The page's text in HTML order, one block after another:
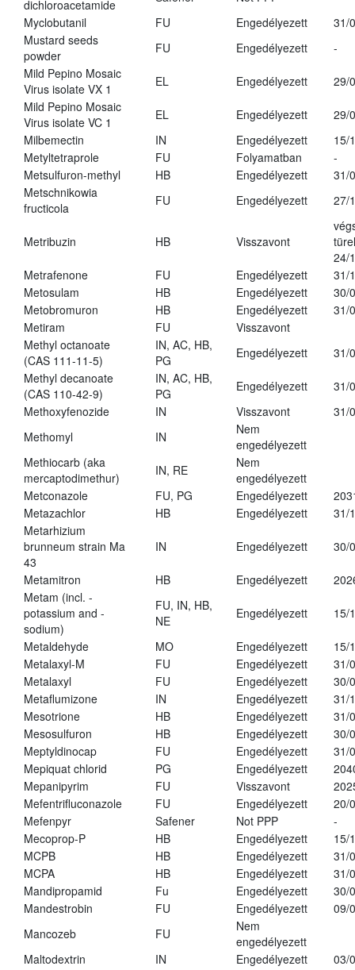
dichloroacetamide
Myclobutanil
FU Engedélyezett
31/
Mustard seeds
powder
FU Engedélyezett
-
Mild Pepino Mosaic
Virus isolate VX 1
EL Engedélyezett
29/
Mild Pepino Mosaic
Virus isolate VC 1
EL Engedélyezett
29/
Milbemectin
IN Engedélyezett
15/
Metyltetraprole
FU Folyamatban
-
Metsulfuron-methyl
HB Engedélyezett
31/
Metschnikowia
fructicola
FU Engedélyezett 27/
Metribuzin HB Visszavont
24/
Metrafenone
FU Engedélyezett
31/
Metosulam
HB Engedélyezett
30/
Metobromuron
HB Engedélyezett
31/
Metiram
FU
Visszavont
Methyl octanoate
(CAS 111-11-5)
IN, AC, HB,
PG
Engedélyezett
31/
Methyl decanoate
(CAS 110-42-9)
IN, AC, HB,
PG
Engedélyezett
31/
Methoxyfenozide
IN Visszavont
31/
Methomyl
IN
Nem
engedélyezett
Methiocarb (aka
mercaptodimethur)
IN, RE
Nem
engedélyezett
Metconazole
FU, PG Engedélyezett
Metazachlor
HB Engedélyezett
31/
Metarhizium
brunneum strain Ma
43
IN Engedélyezett 30/
Metamitron HB Engedélyezett
Metam (incl. -
potassium and -
sodium)
FU, IN, HB,
NE
Engedélyezett 15/
Metaldehyde MO Engedélyezett
15/
Metalaxyl-M
FU Engedélyezett
31/
Metalaxyl
FU Engedélyezett
30/
Metaflumizone
IN Engedélyezett
31/
Mesotrione
HB Engedélyezett
31/
Mesosulfuron
HB Engedélyezett
30/
Meptyldinocap
FU Engedélyezett
31/
Mepiquat chlorid
PG Engedélyezett
Mepanipyrim
FU Visszavont
Mefentrifluconazole
FU Engedélyezett
20/
Mefenpyr
Safener Not PPP
-
Mecoprop-P
HB Engedélyezett
15/
MCPB
HB Engedélyezett
31/
MCPA
HB Engedélyezett
31/
Mandipropamid
Fu Engedélyezett
30/
Mandestrobin
FU Engedélyezett
09/
Mancozeb
FU
Nem
engedélyezett
Maltodextrin
IN Engedélyezett
03/